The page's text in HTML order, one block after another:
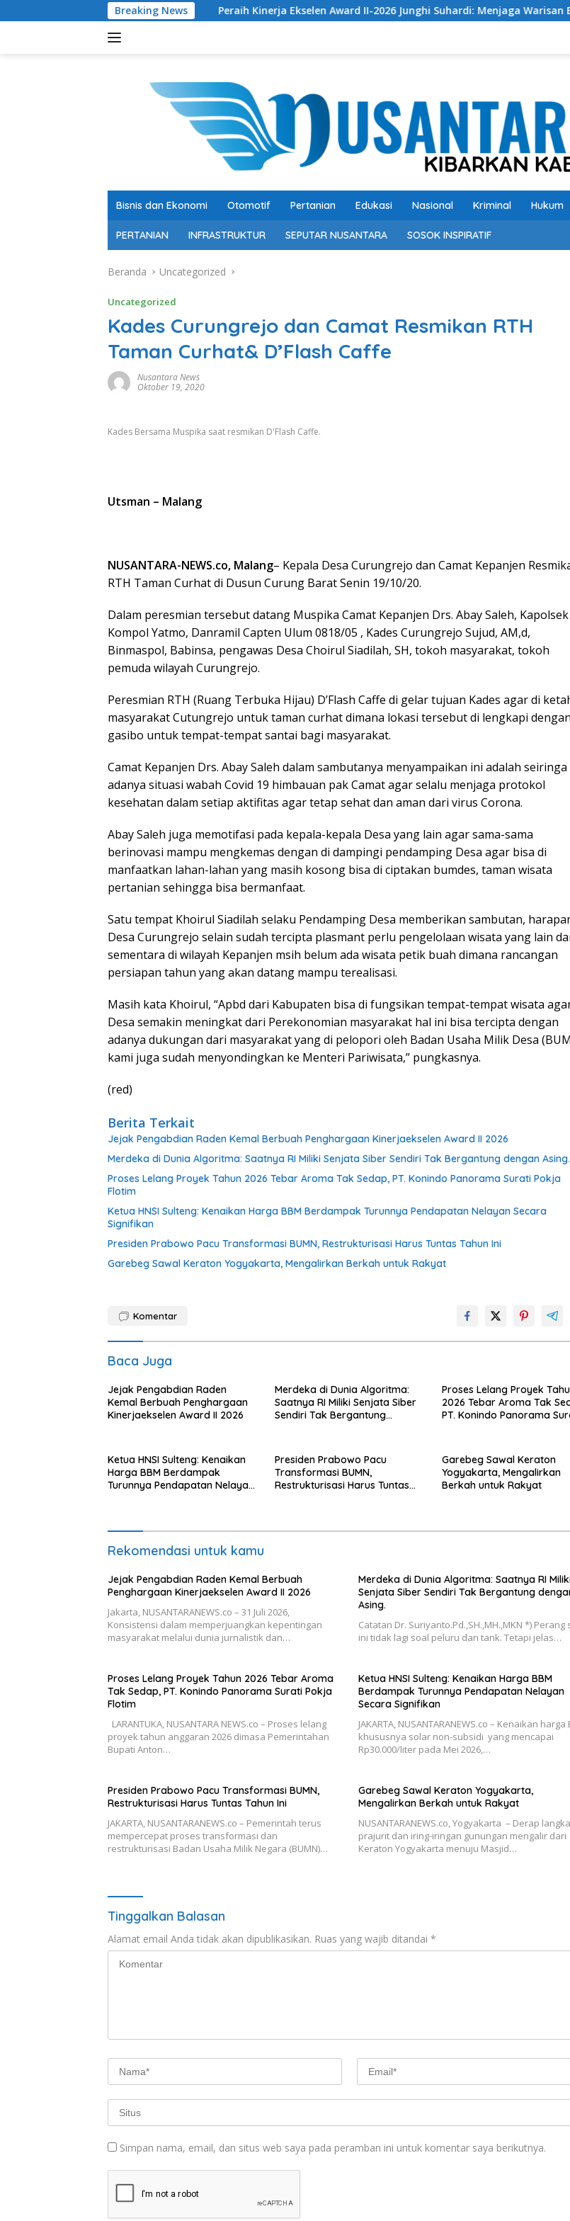
ke
Breaking News
Peraih Kinerja Ekselen Award II-2026 Junghi Suhardi: Menjaga Warisan Budaya Agar
Bisnis dan Ekonomi Otomotif Pertanian Edukasi Nasional Kriminal Hukum
PERTANIAN INFRASTRUKTUR SEPUTAR NUSANTARA SOSOK INSPIRATIF
Beranda Uncategorized
Uncategorized
Kades Curungrejo dan Camat Resmikan RTH
Taman Curhat& D’Flash Caffe
Nusantara News
Oktober 19, 2020
Kades Bersama Muspika saat resmikan D'Flash Caffe.
Utsman – Malang
NUSANTARA-NEWS.co, Malang– Kepala Desa Curungrejo dan Camat Kepanjen
RTH Taman Curhat di Dusun Curung Barat Senin 19/10/20.
Dalam peresmian tersebut datang Muspika Camat Kepanjen Drs. Abay Saleh, Kapolsek
Kompol Yatmo, Danramil Capten Ulum 0818/05 , Kades Curungrejo Sujud, AM,d,
Binmaspol, Babinsa, pengawas Desa Choirul Siadilah, SH, tokoh masyarakat, tokoh
pemuda wilayah Curungrejo.
Peresmian RTH (Ruang Terbuka Hijau) D’Flash Caffe di gelar tujuan Kades agar di
masyarakat Cutungrejo untuk taman curhat dimana lokasi tersebut di lengkapi dengan
gasibo untuk tempat-tempat santai bagi masyarakat.
Camat Kepanjen Drs. Abay Saleh dalam sambutanya menyampaikan ini adalah seiringa
adanya situasi wabah Covid 19 himbauan pak Camat agar selalu menjaga protokol
kesehatan dalam setiap aktifitas agar tetap sehat dan aman dari virus Corona.
Abay Saleh juga memotifasi pada kepala-kepala Desa yang lain agar sama-sama
berinovasi mampu mengkemas dengan di dampingi pendamping Desa agar bisa di
manfaatkan lahan-lahan yang masih kosong bisa di ciptakan bumdes, taman wisata
pertanian sehingga bisa bermanfaat.
Satu tempat Khoirul Siadilah selaku Pendamping Desa memberikan sambutan,
Desa Curungrejo selain sudah tercipta plasmant perlu pengelolaan wisata yang lain
sementara di wilayah Kepanjen msih belum ada wisata petik buah dimana rancangan
persiapan tahun yang akan datang mampu terealisasi.
Masih kata Khoirul, “Apbd dari Kabupaten bisa di fungsikan tempat-tempat wisata
Desa semakin meningkat dari Perekonomian masyarakat hal ini bisa tercipta dengan
adanya dukungan dari masyarakat yang di pelopori oleh Badan Usaha Milik Desa
kami juga sudah menyondingkan ke Menteri Pariwisata,” pungkasnya.
(red)
Berita Terkait
Jejak Pengabdian Raden Kemal Berbuah Penghargaan Kinerjaekselen Award II 2026
Merdeka di Dunia Algoritma: Saatnya RI Miliki Senjata Siber Sendiri Tak Bergantung dengan Asing.
Proses Lelang Proyek Tahun 2026 Tebar Aroma Tak Sedap, PT. Konindo Panorama Surati Pokja
Flotim
Ketua HNSI Sulteng: Kenaikan Harga BBM Berdampak Turunnya Pendapatan Nelayan Secara
Signifikan
Presiden Prabowo Pacu Transformasi BUMN, Restrukturisasi Harus Tuntas Tahun Ini
Garebeg Sawal Keraton Yogyakarta, Mengalirkan Berkah untuk Rakyat
Komentar
Baca Juga
Jejak Pengabdian Raden
Kemal Berbuah Penghargaan
Kinerjaekselen Award II 2026
Merdeka di Dunia Algoritma:
Saatnya RI Miliki Senjata Siber
Sendiri Tak Bergantung
Proses Lelang Proyek
2026 Tebar Aroma Tak
PT. Konindo Panorama
Ketua HNSI Sulteng: Kenaikan
Harga BBM Berdampak
Turunnya Pendapatan Nelayan
Presiden Prabowo Pacu
Transformasi BUMN,
Restrukturisasi Harus Tuntas
Garebeg Sawal Keraton
Yogyakarta, Mengalirkan
Berkah untuk Rakyat
Rekomendasi untuk kamu
Jejak Pengabdian Raden Kemal Berbuah
Penghargaan Kinerjaekselen Award II 2026
Jakarta, NUSANTARANEWS.co – 31 Juli 2026,
Konsistensi dalam memperjuangkan kepentingan
masyarakat melalui dunia jurnalistik dan…
Merdeka di Dunia Algoritma: Saatnya RI
Senjata Siber Sendiri Tak Bergantung
Asing.
Catatan Dr. Suriyanto.Pd.,SH.,MH.,MKN *) Perang
ini tidak lagi soal peluru dan tank. Tetapi jelas…
Proses Lelang Proyek Tahun 2026 Tebar Aroma
Tak Sedap, PT. Konindo Panorama Surati Pokja
Flotim
LARANTUKA, NUSANTARA NEWS.co – Proses lelang
proyek tahun anggaran 2026 dimasa Pemerintahan
Bupati Anton…
Ketua HNSI Sulteng: Kenaikan Harga BBM
Berdampak Turunnya Pendapatan Nelayan
Secara Signifikan
JAKARTA, NUSANTARANEWS.co – Kenaikan harga
khususnya solar non-subsidi yang mencapai
Rp30.000/liter pada Mei 2026,…
Presiden Prabowo Pacu Transformasi BUMN,
Restrukturisasi Harus Tuntas Tahun Ini
JAKARTA, NUSANTARANEWS.co – Pemerintah terus
mempercepat proses transformasi dan
restrukturisasi Badan Usaha Milik Negara (BUMN)…
Garebeg Sawal Keraton Yogyakarta,
Mengalirkan Berkah untuk Rakyat
NUSANTARANEWS.co, Yogyakarta – Derap
prajurit dan iring-iringan gunungan mengalir dari
Keraton Yogyakarta menuju Masjid…
Tinggalkan Balasan
Alamat email Anda tidak akan dipublikasikan. Ruas yang wajib ditandai *
Simpan nama, email, dan situs web saya pada peramban ini untuk komentar saya berikutnya.